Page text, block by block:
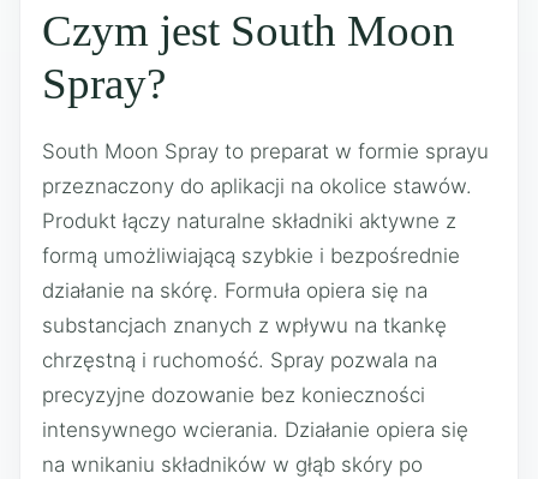
Czym jest South Moon
Spray?
South Moon Spray to preparat w formie sprayu
przeznaczony do aplikacji na okolice stawów.
Produkt łączy naturalne składniki aktywne z
formą umożliwiającą szybkie i bezpośrednie
działanie na skórę. Formuła opiera się na
substancjach znanych z wpływu na tkankę
chrzęstną i ruchomość. Spray pozwala na
precyzyjne dozowanie bez konieczności
intensywnego wcierania. Działanie opiera się
na wnikaniu składników w głąb skóry po